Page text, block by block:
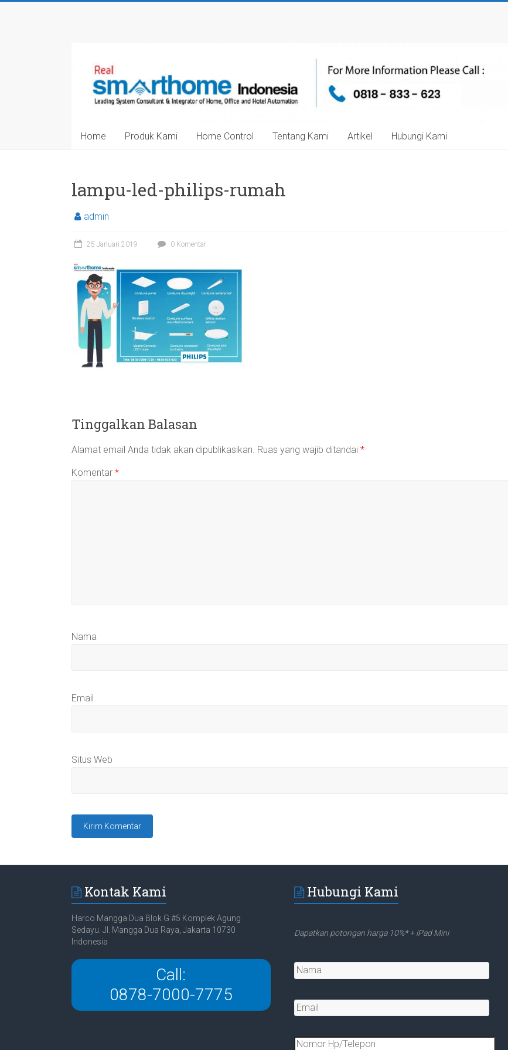
Indonesia
Leading
System
Consultant
Integrator
and
Automation
Home Produk Kami Home Control Tentang Kami Artikel Hubungi Kami
lampu-led-philips-rumah
admin
25 Januari 2019 0 Komentar
Tinggalkan Balasan
Alamat email Anda tidak akan dipublikasikan. Ruas yang wajib ditandai *
Komentar *
Nama
Email
Situs Web
Kontak Kami
Harco Mangga Dua Blok G #5 Komplek Agung
Sedayu. Jl. Mangga Dua Raya, Jakarta 10730
Indonesia
Call:
0878-7000-7775
Hubungi Kami
Dapatkan potongan harga 10%* + iPad Mini